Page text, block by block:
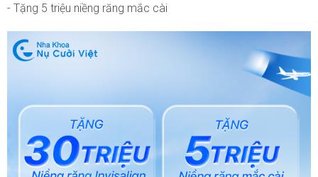
- Tặng 5 triệu niềng răng mắc cài